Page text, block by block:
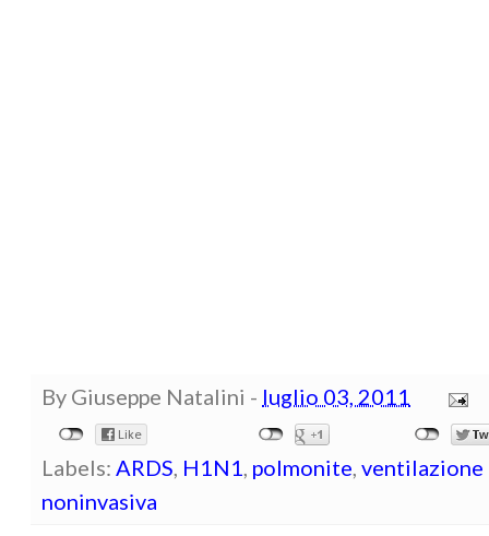
By Giuseppe Natalini - luglio 03, 2011
Labels: ARDS, H1N1, polmonite, ventilazione
noninvasiva